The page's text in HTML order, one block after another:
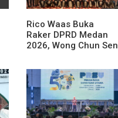
Rico Waas Buka
Raker DPRD Medan
2026, Wong Chun Sen
Digital